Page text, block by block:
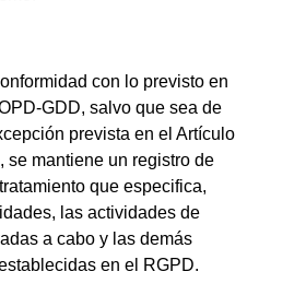
con lo previsto en
GDD, salvo que sea de
prevista en el Artículo
se mantiene un registro de
que especifica,
las actividades de
a cabo y las demás
en el RGPD.